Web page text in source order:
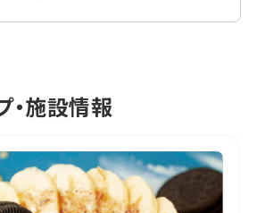
・施設情報